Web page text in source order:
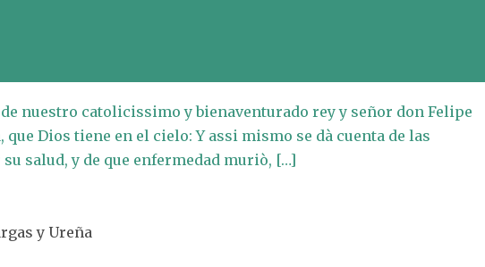
nuestro catolicissimo y bienaventurado rey y señor don Felipe
Dios tiene en el cielo: Y assi mismo se dà cuenta de las
salud, y de que enfermedad muriò, […]
y Ureña